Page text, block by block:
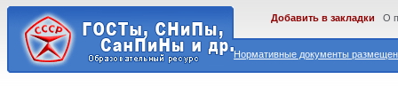
Нормативные документы
Добавить в закладки О